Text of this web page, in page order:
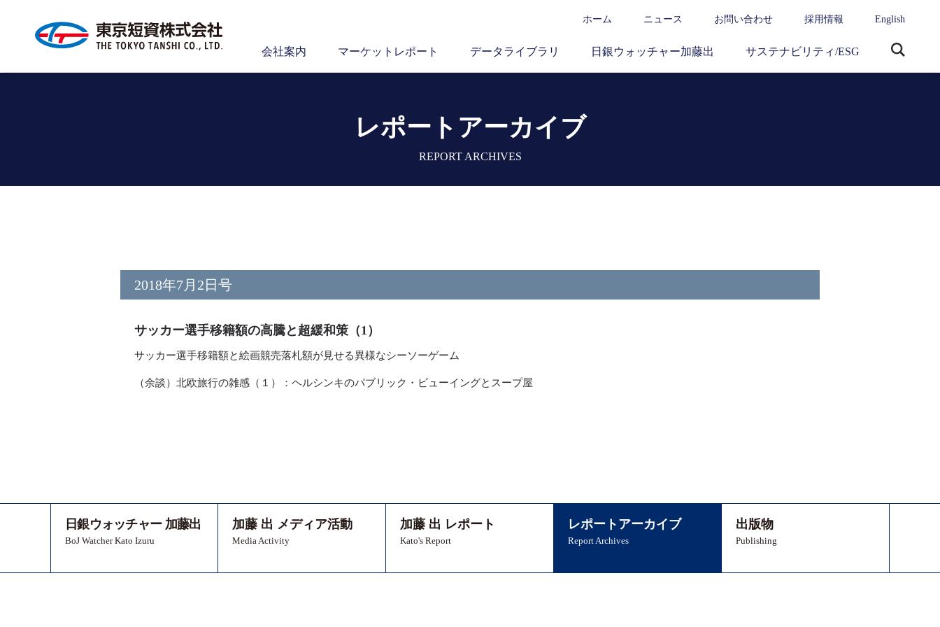
ホーム ニュース お問い合わせ 採用情報 English
会社案内 マーケットレポート データライブラリ 日銀ウォッチャー加藤出 サステナビリティ/ESG
レポートアーカイブ
REPORT ARCHIVES
2018年7月2日号
サッカー選手移籍額の高騰と超緩和策（1）
サッカー選手移籍額と絵画競売落札額が見せる異様なシーソーゲーム
（余談）北欧旅行の雑感（１）：ヘルシンキのパブリック・ビューイングとスープ屋
日銀ウォッチャー 加藤出
BoJ Watcher Kato Izuru
加藤 出 メディア活動
Media Activity
加藤 出 レポート
Kato's Report
レポートアーカイブ
Report Archives
出版物
Publishing